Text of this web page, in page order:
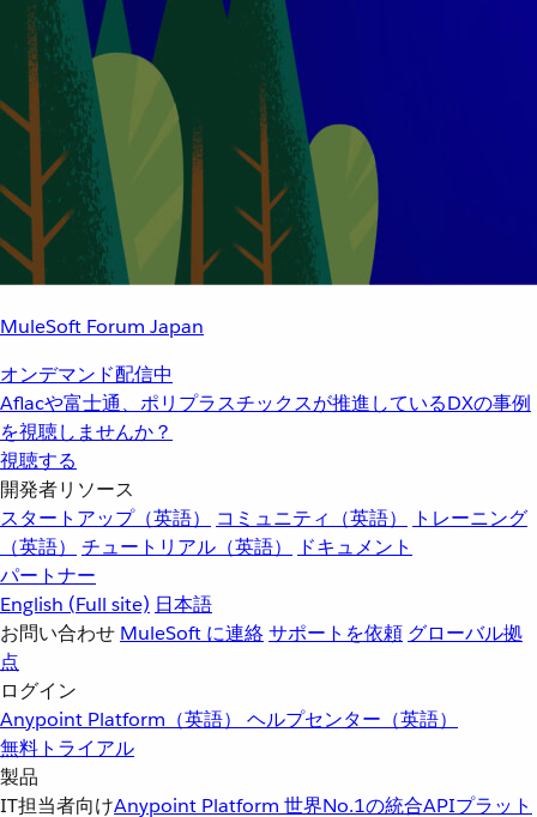
MuleSoft Forum Japan
オンデマンド配信中
Aflacや富士通、ポリプラスチックスが推進しているDXの事例
を視聴しませんか？
視聴する
開発者リソース
スタートアップ（英語）
コミュニティ（英語）
トレーニング
（英語）
チュートリアル（英語）
ドキュメント
パートナー
English (Full site) 日本語
お問い合わせ MuleSoft に連絡サポートを依頼 グローバル拠
点
ログイン
Anypoint Platform（英語） ヘルプセンター（英語）
無料トライアル
製品
IT担当者向けAnypoint Platform 世界No.1の統合APIプラット